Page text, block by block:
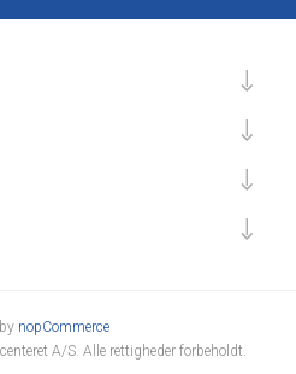
nopCommerce
A/S. Alle rettigheder forbeholdt.